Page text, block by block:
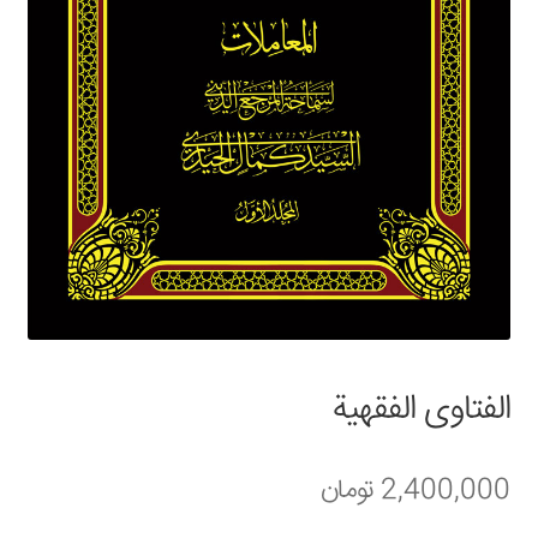
تماس با ما
ثبت شکایات
حساب کاربری من
درباره ما
سبد خرید
الفتاوی الفقهیة
2,400,000تومان